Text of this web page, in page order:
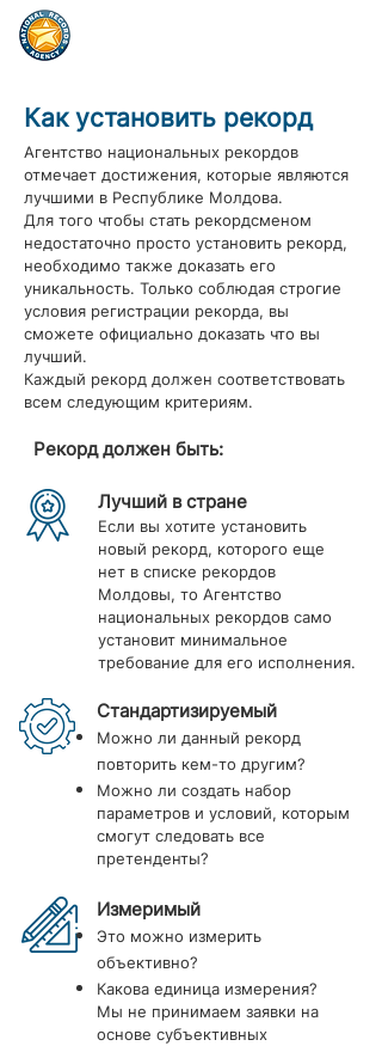
Как установить рекорд
Агентство национальных рекордов
отмечает достижения, которые являются
лучшими в Республике Молдова.
Для того чтобы стать рекордсменом
недостаточно просто установить рекорд,
необходимо также доказать его
уникальность. Только соблюдая строгие
условия регистрации рекорда, вы
сможете официально доказать что вы
лучший.
Каждый рекорд должен соответствовать
всем следующим критериям.
Рекорд должен быть:
Лучший в стране
Если вы хотите установить
новый рекорд, которого еще
нет в списке рекордов
Молдовы, то Агентство
национальных рекордов само
установит минимальное
требование для его исполнения.
Стандартизируемый
Можно ли данный рекорд
повторить кем-то другим?
Можно ли создать набор
параметров и условий, которым
смогут следовать все
претенденты?
Измеримый
Это можно измерить
объективно?
Какова единица измерения?
Мы не принимаем заявки на
основе субъективных